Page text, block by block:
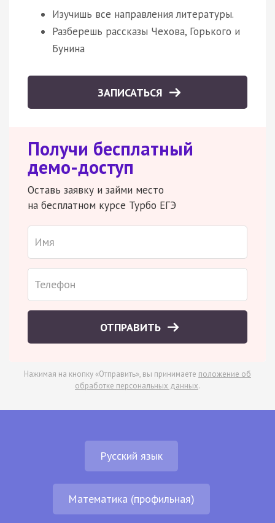
Изучишь все направления литературы.
Разберешь рассказы Чехова, Горького и
Бунина
ЗАПИСАТЬСЯ
Получи бесплатный
демо-доступ
Оставь заявку и займи место
на бесплатном курсе Турбо ЕГЭ
ОТПРАВИТЬ
Нажимая на кнопку «Отправить», вы принимаете положение об
обработке персональных данных.
Русский язык
Математика (профильная)